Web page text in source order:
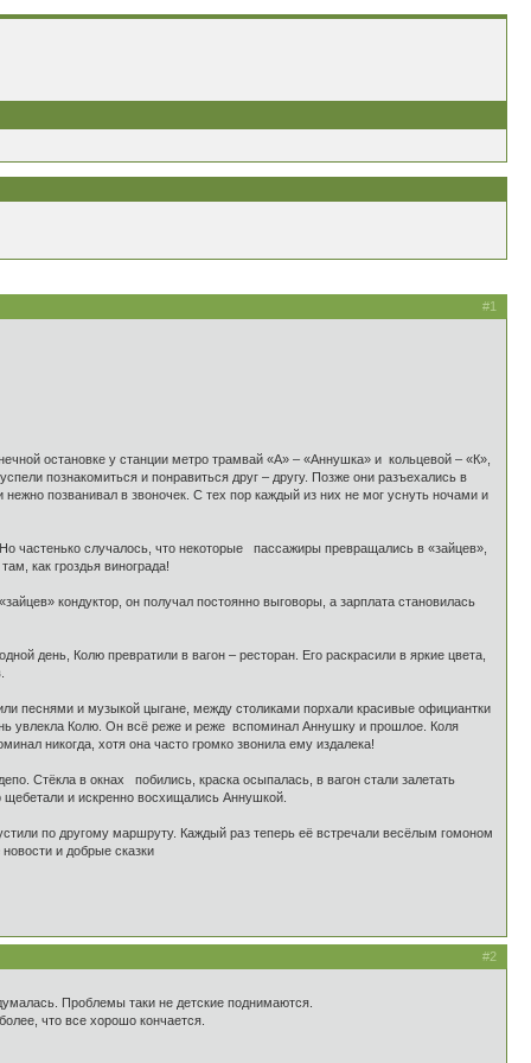
#1
остановке у станции метро трамвай «А» – «Аннушка» и кольцевой – «К»,
познакомиться и понравиться друг – другу. Позже они разъехались в
позванивал в звоночек. С тех пор каждый из них не мог уснуть ночами и
случалось, что некоторые пассажиры превращались в «зайцев»,
как гроздья винограда!
кондуктор, он получал постоянно выговоры, а зарплата становилась
Колю превратили в вагон – ресторан. Его раскрасили в яркие цвета,
песнями и музыкой цыгане, между столиками порхали красивые официантки
увлекла Колю. Он всё реже и реже вспоминал Аннушку и прошлое. Коля
никогда, хотя она часто громко звонила ему издалека!
Стёкла в окнах побились, краска осыпалась, в вагон стали залетать
и искренно восхищались Аннушкой.
по другому маршруту. Каждый раз теперь её встречали весёлым гомоном
и добрые сказки
#2
Проблемы таки не детские поднимаются.
что все хорошо кончается.